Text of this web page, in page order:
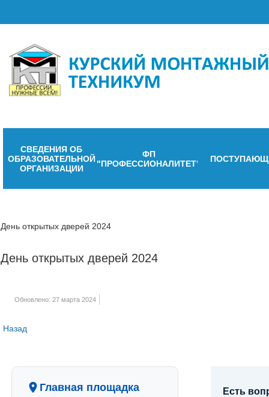
СВЕДЕНИЯ ОБ
ОБРАЗОВАТЕЛЬНОЙ
ОРГАНИЗАЦИИ
ФП
"ПРОФЕССИОНАЛИТЕТ"
День открытых дверей 2024
День открытых дверей 2024
Обновлено: 27 марта 2024
Назад
Главная площадка Есть